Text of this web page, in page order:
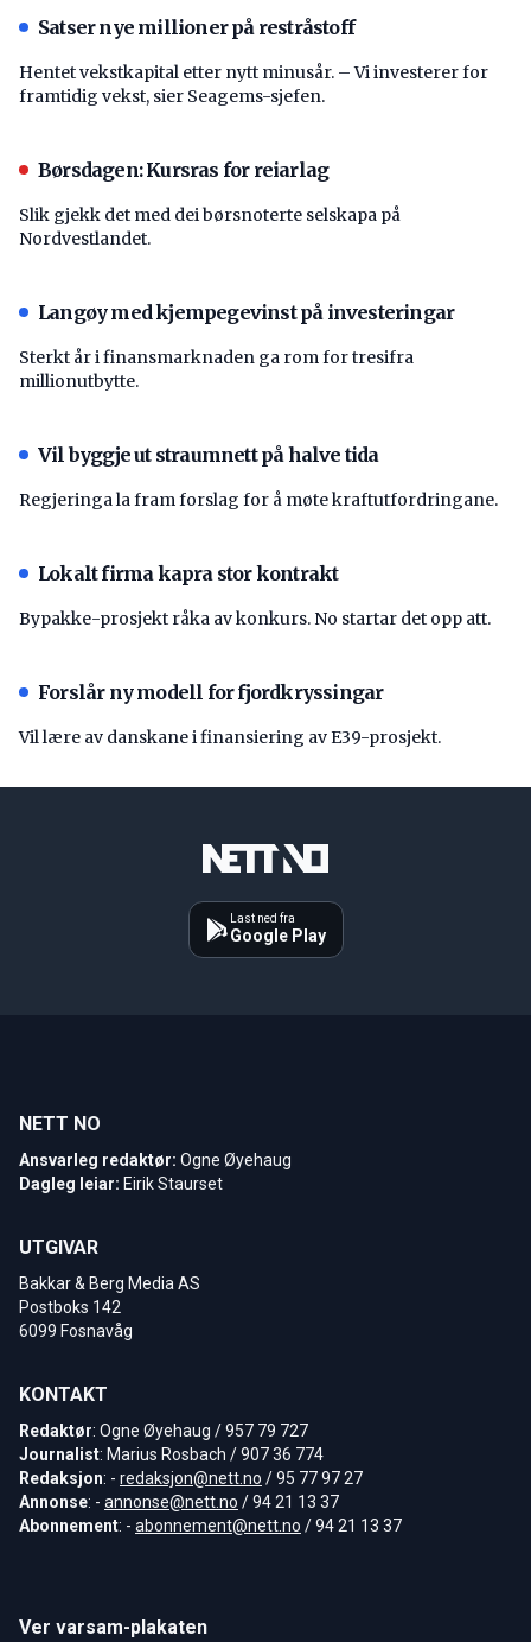
Satser nye millioner på restråstoff
Hentet vekstkapital etter nytt minusår. – Vi investerer for
framtidig vekst, sier Seagems-sjefen.
Børsdagen: Kursras for reiarlag
Slik gjekk det med dei børsnoterte selskapa på
Nordvestlandet.
Langøy med kjempegevinst på investeringar
Sterkt år i finansmarknaden ga rom for tresifra
millionutbytte.
Vil byggje ut straumnett på halve tida
Regjeringa la fram forslag for å møte kraftutfordringane.
Lokalt firma kapra stor kontrakt
Bypakke-prosjekt råka av konkurs. No startar det opp att.
Forslår ny modell for fjordkryssingar
Vil lære av danskane i finansiering av E39-prosjekt.
Last ned fra
Google Play
NETT NO
Ansvarleg redaktør: Ogne Øyehaug
Dagleg leiar: Eirik Staurset
UTGIVAR
Bakkar & Berg Media AS
Postboks 142
6099 Fosnavåg
KONTAKT
Redaktør: Ogne Øyehaug / 957 79 727
Journalist: Marius Rosbach / 907 36 774
Redaksjon: - redaksjon@nett.no / 95 77 97 27
Annonse: - annonse@nett.no / 94 21 13 37
Abonnement: - abonnement@nett.no / 94 21 13 37
Ver varsam-plakaten